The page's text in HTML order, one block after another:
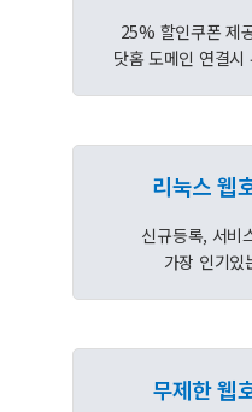
25% 할인쿠폰 제
닷홈 도메인 연결시
리눅스 웹
신규등록, 서비
가장 인기있
무제한 웹